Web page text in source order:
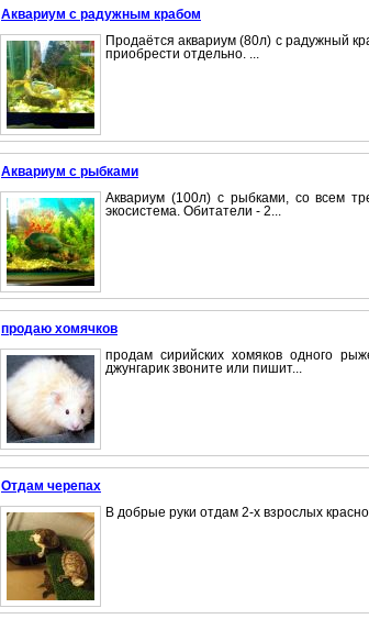
Аквариум с радужным крабом
Продаётся аквариум (80л) с радужный
приобрести отдельно. ...
Аквариум с рыбками
Аквариум (100л) с рыбками, со всем
экосистема. Обитатели - 2...
продаю хомячков
продам сирийских хомяков одного
джунгарик звоните или пишит...
Отдам черепах
В добрые руки отдам 2-х взрослых